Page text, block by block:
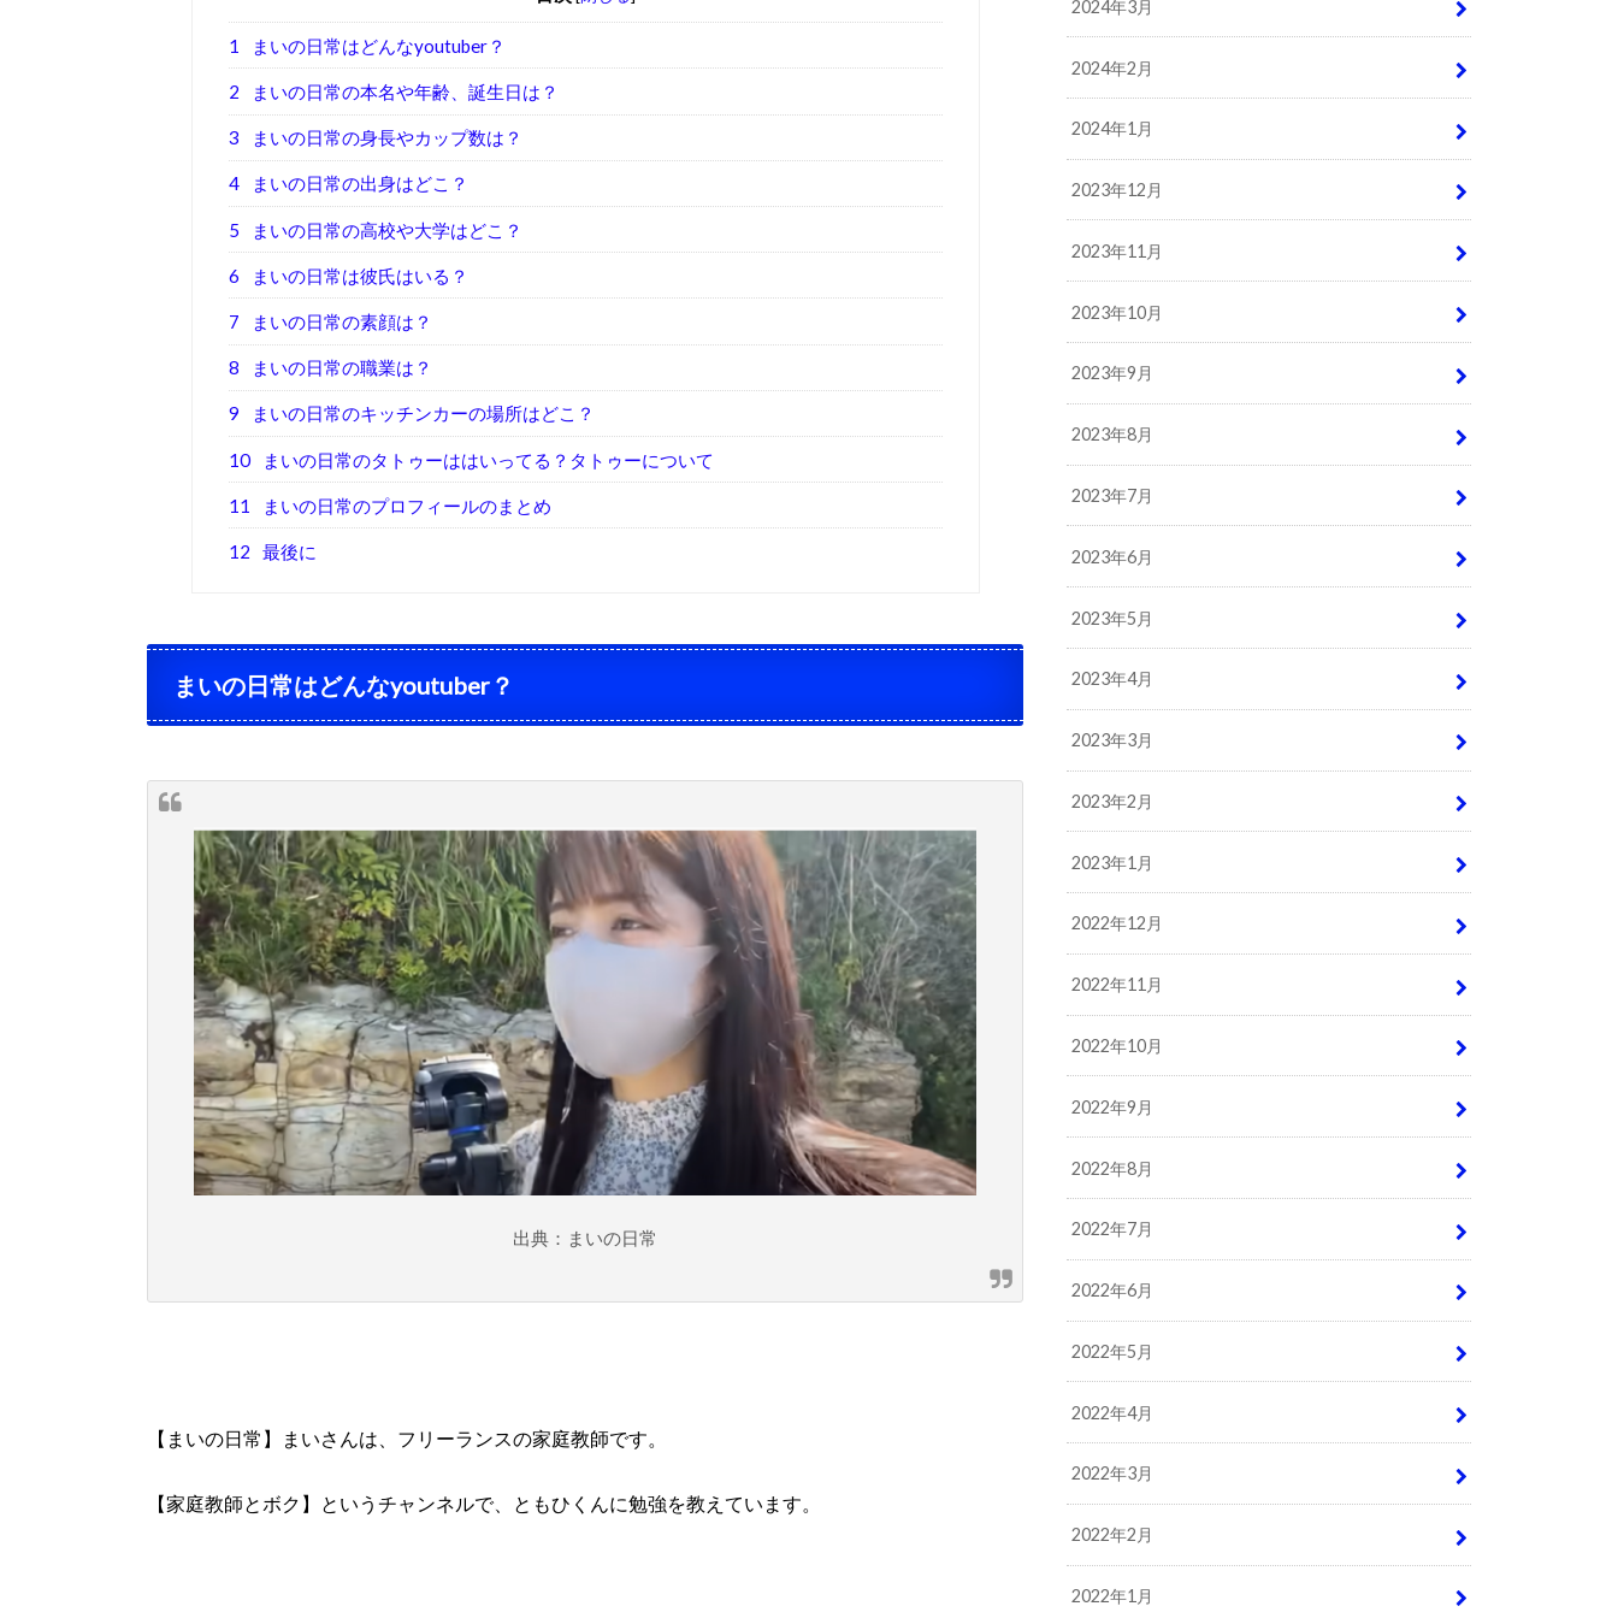
1 まいの日常はどんなyoutuber？
2 まいの日常の本名や年齢、誕生日は？
3 まいの日常の身長やカップ数は？
4 まいの日常の出身はどこ？
5 まいの日常の高校や大学はどこ？
6 まいの日常は彼氏はいる？
7 まいの日常の素顔は？
8 まいの日常の職業は？
9 まいの日常のキッチンカーの場所はどこ？
10 まいの日常のタトゥーははいってる？タトゥーについて
11 まいの日常のプロフィールのまとめ
12 最後に
まいの日常はどんなyoutuber？
出典：まいの日常
【まいの日常】まいさんは、フリーランスの家庭教師です。
【家庭教師とボク】というチャンネルで、ともひくんに勉強を教えています。
2024年3月
2024年2月
2024年1月
2023年12月
2023年11月
2023年10月
2023年9月
2023年8月
2023年7月
2023年6月
2023年5月
2023年4月
2023年3月
2023年2月
2023年1月
2022年12月
2022年11月
2022年10月
2022年9月
2022年8月
2022年7月
2022年6月
2022年5月
2022年4月
2022年3月
2022年2月
2022年1月